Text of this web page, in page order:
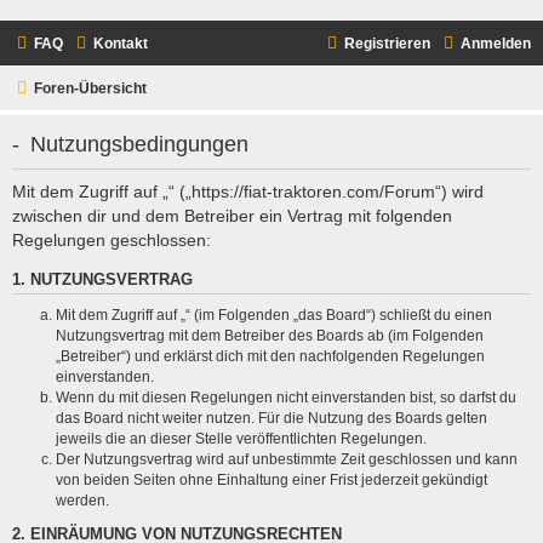
FAQ Kontakt Anmelden
Registrieren
Foren-Übersicht
- Nutzungsbedingungen
Mit dem Zugriff auf „“ („https://fiat-traktoren.com/Forum“) wird
zwischen dir und dem Betreiber ein Vertrag mit folgenden
Regelungen geschlossen:
1. NUTZUNGSVERTRAG
Mit dem Zugriff auf „“ (im Folgenden „das Board“) schließt du einen
Nutzungsvertrag mit dem Betreiber des Boards ab (im Folgenden
„Betreiber“) und erklärst dich mit den nachfolgenden Regelungen
einverstanden.
Wenn du mit diesen Regelungen nicht einverstanden bist, so darfst du
das Board nicht weiter nutzen. Für die Nutzung des Boards gelten
jeweils die an dieser Stelle veröffentlichten Regelungen.
Der Nutzungsvertrag wird auf unbestimmte Zeit geschlossen und kann
von beiden Seiten ohne Einhaltung einer Frist jederzeit gekündigt
werden.
2. EINRÄUMUNG VON NUTZUNGSRECHTEN